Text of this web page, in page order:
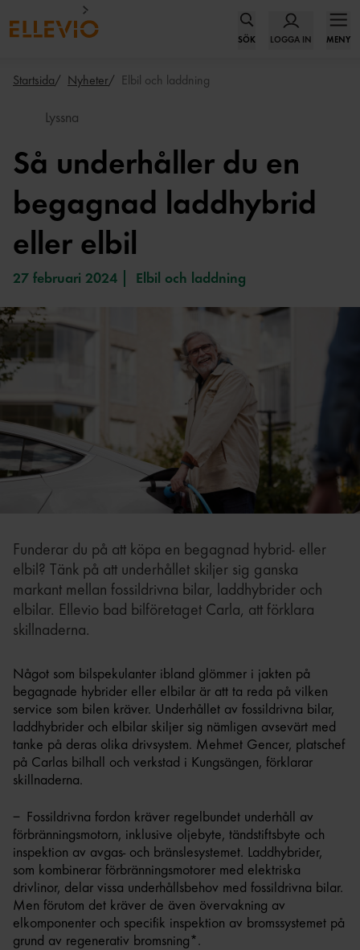
SÖK LOGGA IN MENY
Startsida Nyheter Elbil och laddning
Lyssna
Så underhåller du en
begagnad laddhybrid
eller elbil
27 februari 2024 Elbil och laddning
Funderar du på att köpa en begagnad hybrid- eller
elbil? Tänk på att underhållet skiljer sig ganska
markant mellan fossildrivna bilar, laddhybrider och
elbilar. Ellevio bad bilföretaget Carla, att förklara
skillnaderna.
Något som bilspekulanter ibland glömmer i jakten på
begagnade hybrider eller elbilar är att ta reda på vilken
service som bilen kräver. Underhållet av fossildrivna bilar,
laddhybrider och elbilar skiljer sig nämligen avsevärt med
tanke på deras olika drivsystem. Mehmet Gencer, platschef
på Carlas bilhall och verkstad i Kungsängen, förklarar
skillnaderna.
– Fossildrivna fordon kräver regelbundet underhåll av
förbränningsmotorn, inklusive oljebyte, tändstiftsbyte och
inspektion av avgas- och bränslesystemet. Laddhybrider,
som kombinerar förbränningsmotorer med elektriska
drivlinor, delar vissa underhållsbehov med fossildrivna bilar.
Men förutom det kräver de även övervakning av
elkomponenter och specifik inspektion av bromssystemet på
grund av regenerativ bromsning*.